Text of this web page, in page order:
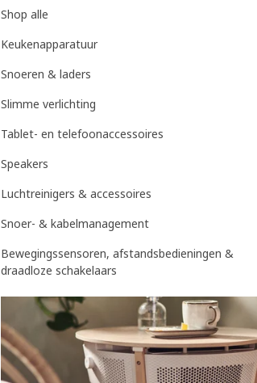
Shop alle
Keukenapparatuur
Snoeren & laders
Slimme verlichting
Tablet- en telefoonaccessoires
Speakers
Luchtreinigers & accessoires
Snoer- & kabelmanagement
Bewegingssensoren, afstandsbedieningen &
draadloze schakelaars